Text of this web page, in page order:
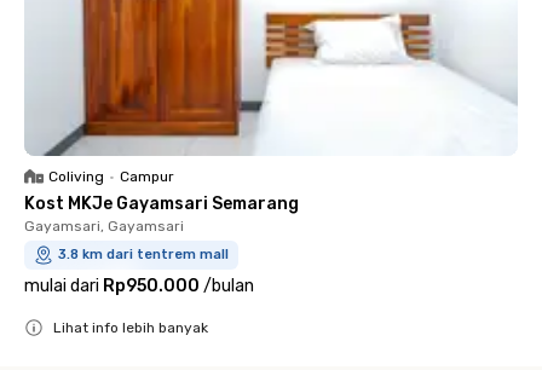
Coliving • Campur
Kost MKJe Gayamsari Semarang
Gayamsari, Gayamsari
3.8 km dari tentrem mall
mulai dari Rp950.000 /bulan
Lihat info lebih banyak